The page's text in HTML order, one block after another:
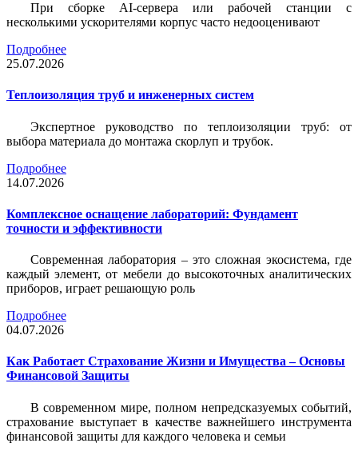
При сборке AI-сервера или рабочей станции с
несколькими ускорителями корпус часто недооценивают
Подробнее
25.07.2026
Теплоизоляция труб и инженерных систем
Экспертное руководство по теплоизоляции труб: от
выбора материала до монтажа скорлуп и трубок.
Подробнее
14.07.2026
Комплексное оснащение лабораторий: Фундамент
точности и эффективности
Современная лаборатория – это сложная экосистема, где
каждый элемент, от мебели до высокоточных аналитических
приборов, играет решающую роль
Подробнее
04.07.2026
Как Работает Страхование Жизни и Имущества – Основы
Финансовой Защиты
В современном мире, полном непредсказуемых событий,
страхование выступает в качестве важнейшего инструмента
финансовой защиты для каждого человека и семьи